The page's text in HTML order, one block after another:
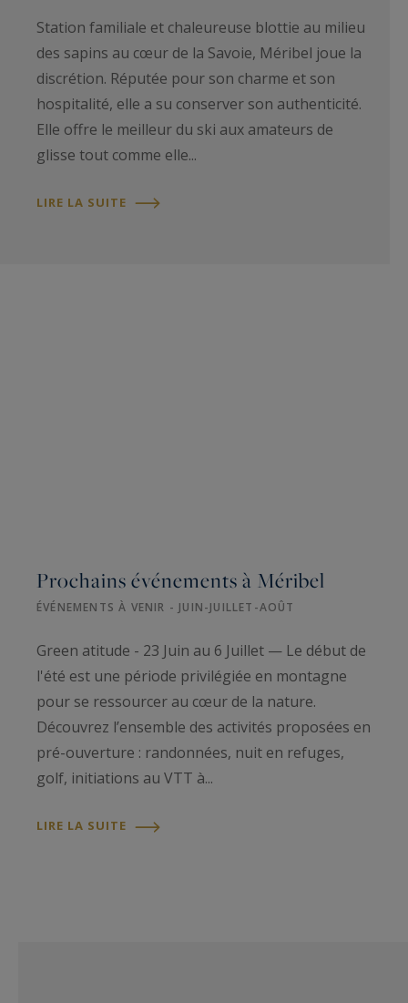
Station familiale et chaleureuse blottie au milieu
des sapins au cœur de la Savoie, Méribel joue la
discrétion. Réputée pour son charme et son
hospitalité, elle a su conserver son authenticité.
Elle offre le meilleur du ski aux amateurs de
glisse tout comme elle...
LIRE LA SUITE
Prochains événements à Méribel
ÉVÉNEMENTS À VENIR - JUIN-JUILLET-AOÛT
Green atitude - 23 Juin au 6 Juillet — Le début de
l'été est une période privilégiée en montagne
pour se ressourcer au cœur de la nature.
Découvrez l’ensemble des activités proposées en
pré-ouverture : randonnées, nuit en refuges,
golf, initiations au VTT à...
LIRE LA SUITE